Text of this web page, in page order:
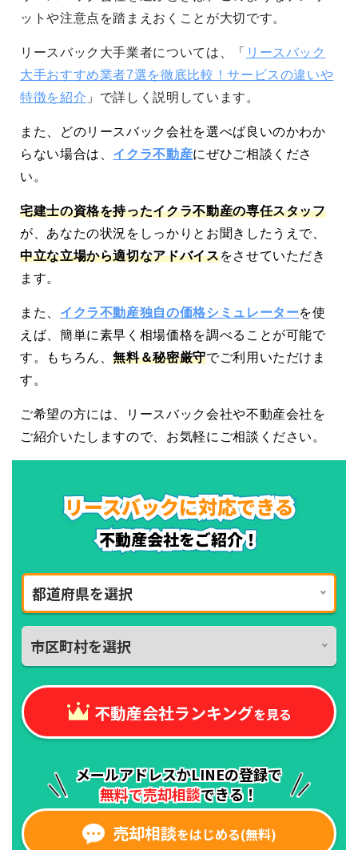
ットや注意点を踏まえおくことが大切です。
リースバック大手業者については、「 リースバック
大手おすすめ業者7選を徹底比較！サービスの違いや
特徴を紹介 」で詳しく説明しています。
また、どのリースバック会社を選べば良いのかわか
らない場合は、 イクラ不動産にぜひご相談くださ
い。
宅建士の資格を持ったイクラ不動産の専任スタッフ
が、あなたの状況をしっかりとお聞きしたうえで、
中立な立場から適切なアドバイスをさせていただき
ます。
また、 イクラ不動産独自の価格シミュレーターを使
えば、簡単に素早く相場価格を調べることが可能で
す。もちろん、無料＆秘密厳守でご利用いただけま
す。
ご希望の方には、リースバック会社や不動産会社を
ご紹介いたしますので、お気軽にご相談ください。